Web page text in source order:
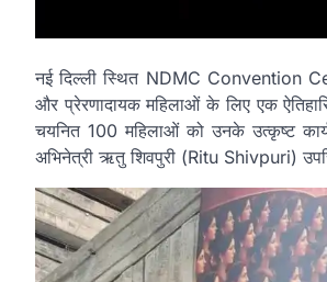
नई दिल्ली स्थित NDMC Convention
और प्रेरणादायक महिलाओं के लिए एक
चयनित 100 महिलाओं को उनके उत्कृष्ट
अभिनेत्री ऋतु शिवपुरी (Ritu Shivpuri)